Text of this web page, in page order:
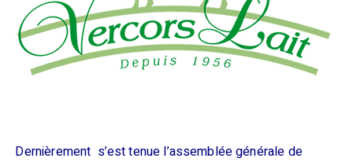
Dernièrement s’est tenue l’assemblée générale de